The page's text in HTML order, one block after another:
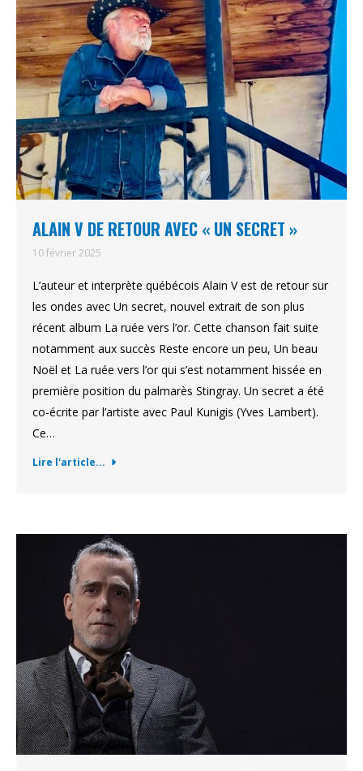
ALAIN V DE RETOUR AVEC « UN SECRET »
10 février 2025
L’auteur et interprète québécois Alain V est de retour sur
les ondes avec Un secret, nouvel extrait de son plus
récent album La ruée vers l’or. Cette chanson fait suite
notamment aux succès Reste encore un peu, Un beau
Noël et La ruée vers l’or qui s’est notamment hissée en
première position du palmarès Stingray. Un secret a été
co-écrite par l’artiste avec Paul Kunigis (Yves Lambert).
Ce…
Lire l'article...